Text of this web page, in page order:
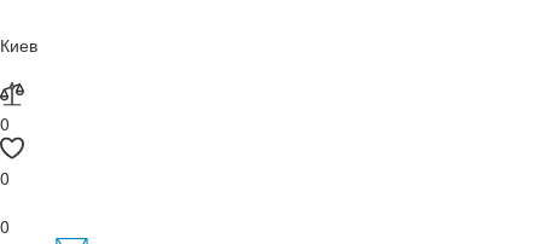
Киев
0
0
0